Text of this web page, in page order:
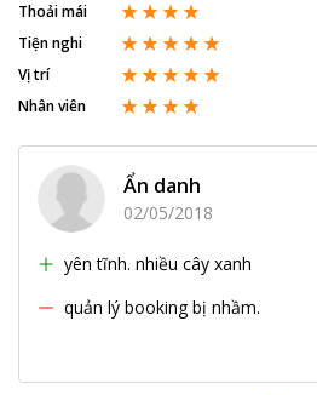
Thoải mái
Tiện nghi
Vị trí
Nhân viên
Ẩn danh
02/05/2018
yên tĩnh. nhiều cây xanh
quản lý booking bị nhầm.